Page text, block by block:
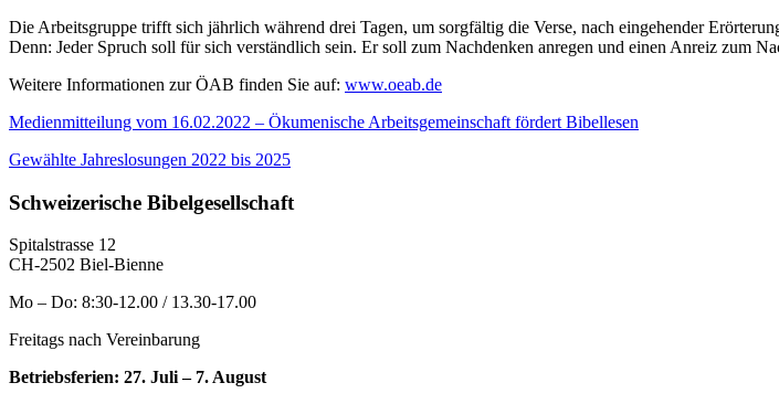
Die Arbeitsgruppe trifft sich jährlich während drei Tagen, um sorgfältig die Verse, nach eingehender
Denn: Jeder Spruch soll für sich verständlich sein. Er soll zum Nachdenken anregen und einen Anreiz zum
Weitere Informationen zur ÖAB finden Sie auf: www.oeab.de
Medienmitteilung vom 16.02.2022 – Ökumenische Arbeitsgemeinschaft fördert Bibellesen
Gewählte Jahreslosungen 2022 bis 2025
Schweizerische Bibelgesellschaft
Spitalstrasse 12
CH-2502 Biel-Bienne
Mo – Do: 8:30-12.00 / 13.30-17.00
Freitags nach Vereinbarung
Betriebsferien: 27. Juli – 7. August